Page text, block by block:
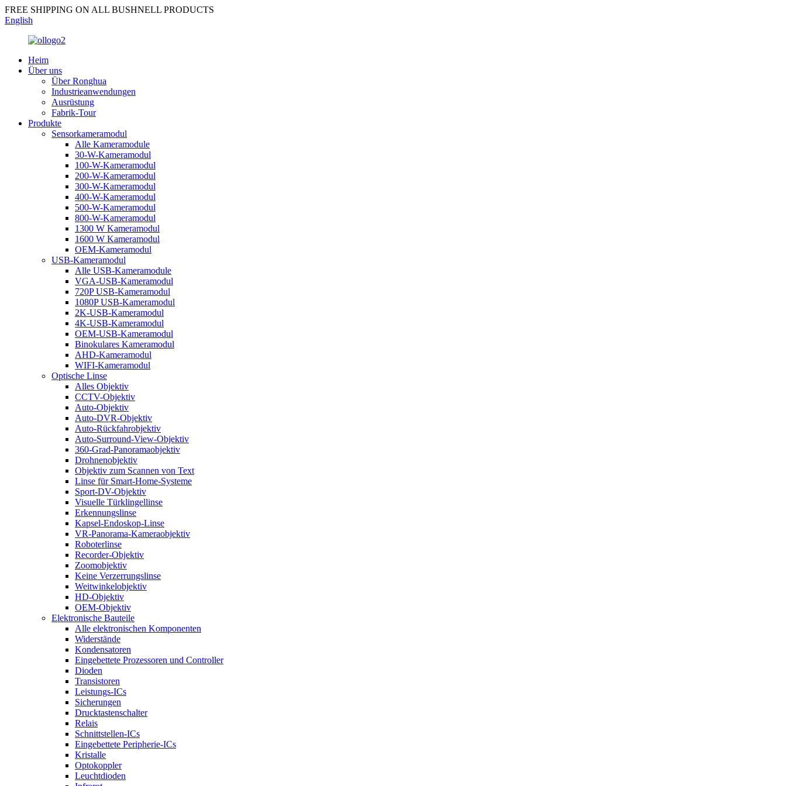
FREE SHIPPING ON ALL BUSHNELL PRODUCTS
English
Heim
Über uns
Über Ronghua
Industrieanwendungen
Ausrüstung
Fabrik-Tour
Produkte
Sensorkameramodul
Alle Kameramodule
30-W-Kameramodul
100-W-Kameramodul
200-W-Kameramodul
300-W-Kameramodul
400-W-Kameramodul
500-W-Kameramodul
800-W-Kameramodul
1300 W Kameramodul
1600 W Kameramodul
OEM-Kameramodul
USB-Kameramodul
Alle USB-Kameramodule
VGA-USB-Kameramodul
720P USB-Kameramodul
1080P USB-Kameramodul
2K-USB-Kameramodul
4K-USB-Kameramodul
OEM-USB-Kameramodul
Binokulares Kameramodul
AHD-Kameramodul
WIFI-Kameramodul
Optische Linse
Alles Objektiv
CCTV-Objektiv
Auto-Objektiv
Auto-DVR-Objektiv
Auto-Rückfahrobjektiv
Auto-Surround-View-Objektiv
360-Grad-Panoramaobjektiv
Drohnenobjektiv
Objektiv zum Scannen von Text
Linse für Smart-Home-Systeme
Sport-DV-Objektiv
Visuelle Türklingellinse
Erkennungslinse
Kapsel-Endoskop-Linse
VR-Panorama-Kameraobjektiv
Roboterlinse
Recorder-Objektiv
Zoomobjektiv
Keine Verzerrungslinse
Weitwinkelobjektiv
HD-Objektiv
OEM-Objektiv
Elektronische Bauteile
Alle elektronischen Komponenten
Widerstände
Kondensatoren
Eingebettete Prozessoren und Controller
Dioden
Transistoren
Leistungs-ICs
Sicherungen
Drucktastenschalter
Relais
Schnittstellen-ICs
Eingebettete Peripherie-ICs
Kristalle
Optokoppler
Leuchtdioden